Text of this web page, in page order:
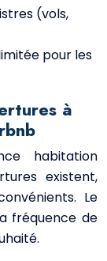
(vols,
pour les
à
habitation
existent,
Le
fréquence de